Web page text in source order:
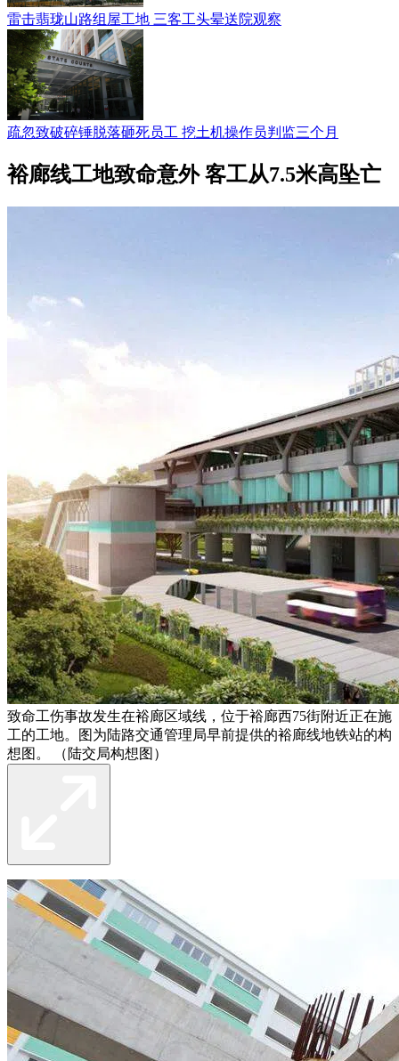
雷击翡珑山路组屋工地 三客工头晕送院观察
疏忽致破碎锤脱落砸死员工 挖土机操作员判监三个月
裕廊线工地致命意外 客工从7.5米高坠亡
致命工伤事故发生在裕廊区域线，位于裕廊西75街附近正在施
工的工地。图为陆路交通管理局早前提供的裕廊线地铁站的构
想图。 （陆交局构想图）